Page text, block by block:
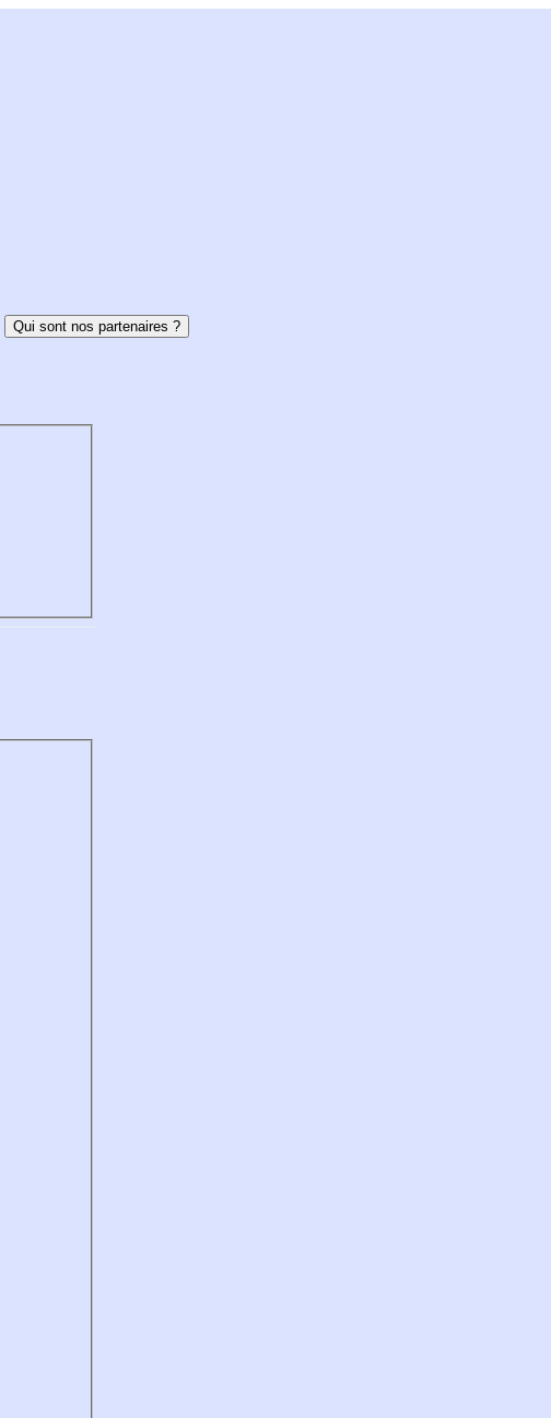
Qui sont nos partenaires ?